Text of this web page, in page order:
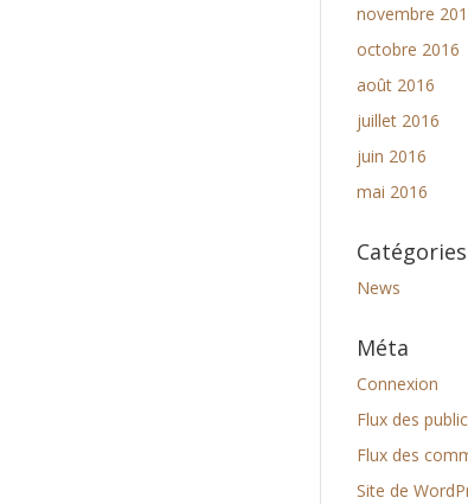
novembre
octobre 2016
août 2016
juillet 2016
juin 2016
mai 2016
Catégories
News
Méta
Connexion
Flux des
Flux des
Site de